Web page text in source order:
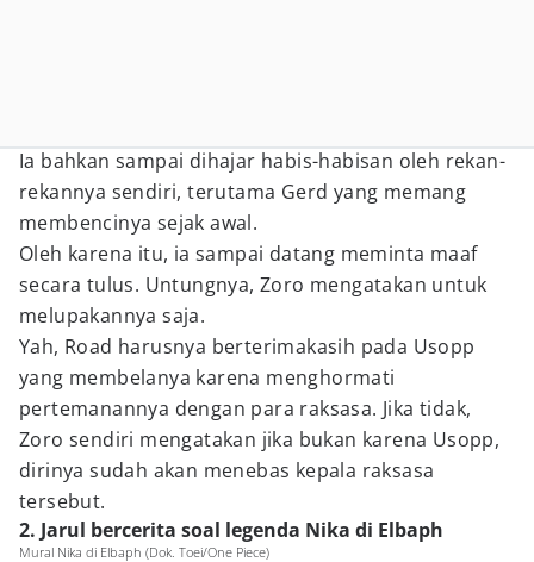
Ia bahkan sampai dihajar habis-habisan oleh rekan-
rekannya sendiri, terutama Gerd yang memang
membencinya sejak awal.
Oleh karena itu, ia sampai datang meminta maaf
secara tulus. Untungnya, Zoro mengatakan untuk
melupakannya saja.
Yah, Road harusnya berterimakasih pada Usopp
yang membelanya karena menghormati
pertemanannya dengan para raksasa. Jika tidak,
Zoro sendiri mengatakan jika bukan karena Usopp,
dirinya sudah akan menebas kepala raksasa
tersebut.
2. Jarul bercerita soal legenda Nika di Elbaph
Mural Nika di Elbaph (Dok. Toei/One Piece)